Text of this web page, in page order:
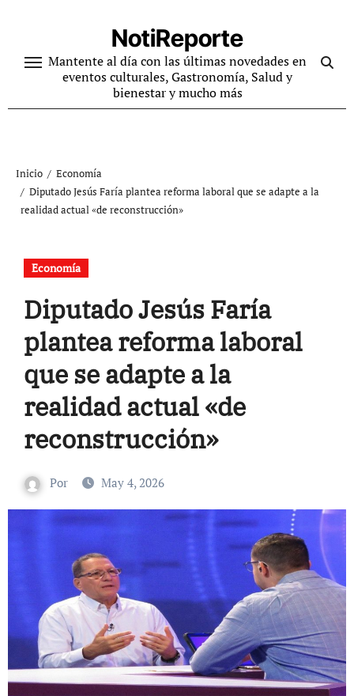
contenido
NotiReporte
Mantente al día con las últimas novedades en
eventos culturales, Gastronomía, Salud y
bienestar y mucho más
Inicio
Economía
Diputado Jesús Faría plantea reforma laboral que se adapte a la
realidad actual «de reconstrucción»
Economía
Diputado Jesús Faría
plantea reforma laboral
que se adapte a la
realidad actual «de
reconstrucción»
Por May 4, 2026